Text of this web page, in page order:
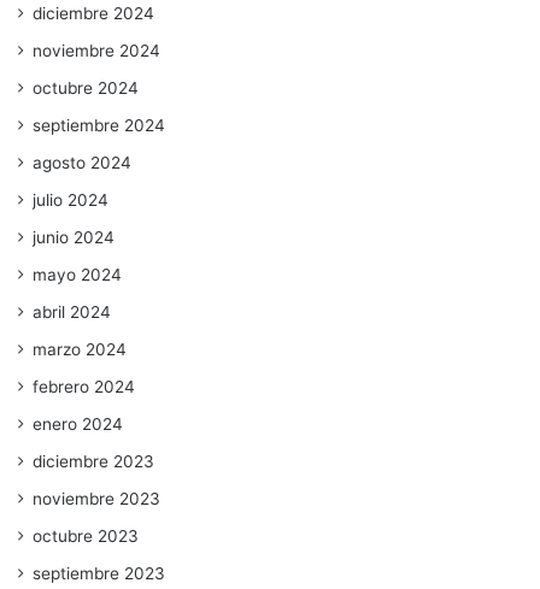
diciembre 2024
noviembre 2024
octubre 2024
septiembre 2024
agosto 2024
julio 2024
junio 2024
mayo 2024
abril 2024
marzo 2024
febrero 2024
enero 2024
diciembre 2023
noviembre 2023
octubre 2023
septiembre 2023